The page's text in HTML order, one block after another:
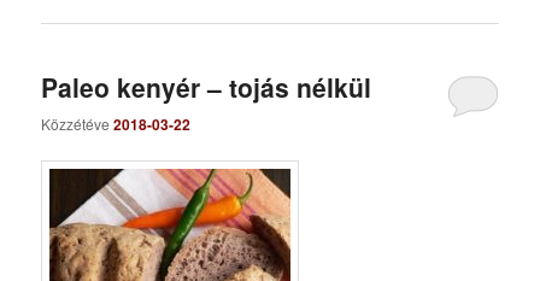
Paleo kenyér – tojás nélkül
Közzétéve2018-03-22